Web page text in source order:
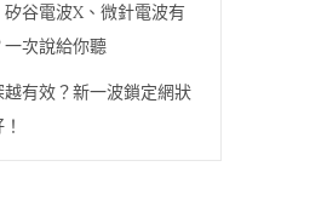
矽谷電波X、微針電波有
次說給你聽
有效？新一波鎖定網狀